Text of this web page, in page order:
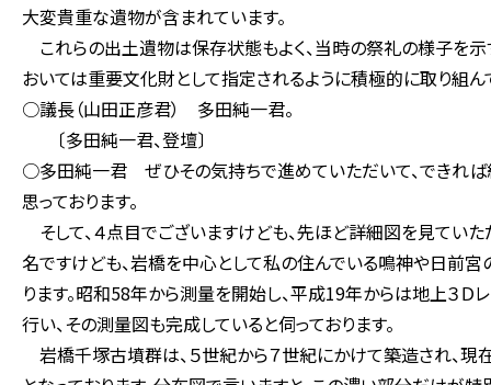
大変貴重な遺物が含まれています。
これらの出土遺物は保存状態もよく、当時の祭礼の様子を
おいては重要文化財として指定されるように積極的に取り組ん
○議長（山田正彦君） 多田純一君。
〔多田純一君、登壇〕
○多田純一君 ぜひその気持ちで進めていただいて、できれば
思っております。
そして、４点目でございますけども、先ほど詳細図を見てい
名ですけども、岩橋を中心として私の住んでいる鳴神や日前
ります。昭和58年から測量を開始し、平成19年からは地上３
行い、その測量図も完成していると伺っております。
岩橋千塚古墳群は、５世紀から７世紀にかけて築造され、